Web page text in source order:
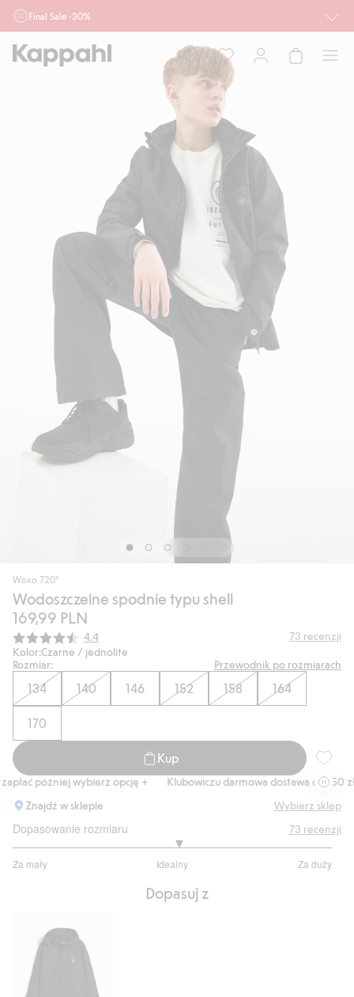
Final Sale -30%
działu outlet do 10.8 w sklepach Kappahl i Newbie oraz na kappahl.com. Ofert
nie łączymy
Dziecko
Woxo 720°
Wodoszczelne spodnie typu shell
169,99 PLN
Średnia ocena:
4.4 73 recenzji
Kolor:Czarne / jednolite
Rozmiar:
Przewodnik po rozmiarach
134 140 146 152 158 164
170
Kup
później wybierz opcję +
Klubowiczu darmowa dostawa od 150 zł
Znajdź w sklepie
Wybierz sklep
Dopasowanie rozmiaru
Za mały Idealny Za duży
na
głosów
73 recenzji
Dopasuj z